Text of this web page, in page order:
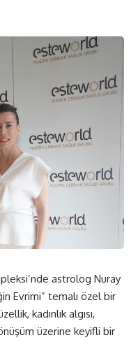
astrolog Nuray
Evrimi” temalı özel bir
kadınlık algısı,
üzerine keyifli bir